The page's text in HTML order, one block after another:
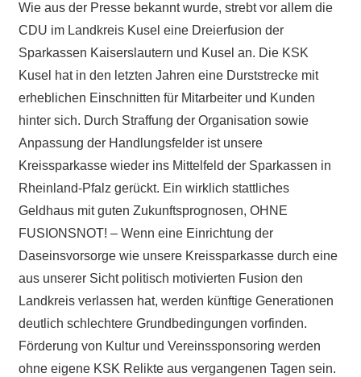
Wie aus der Presse bekannt wurde, strebt vor allem die
CDU im Landkreis Kusel eine Dreierfusion der
Sparkassen Kaiserslautern und Kusel an. Die KSK
Kusel hat in den letzten Jahren eine Durststrecke mit
erheblichen Einschnitten für Mitarbeiter und Kunden
hinter sich. Durch Straffung der Organisation sowie
Anpassung der Handlungsfelder ist unsere
Kreissparkasse wieder ins Mittelfeld der Sparkassen in
Rheinland-Pfalz gerückt. Ein wirklich stattliches
Geldhaus mit guten Zukunftsprognosen, OHNE
FUSIONSNOT! – Wenn eine Einrichtung der
Daseinsvorsorge wie unsere Kreissparkasse durch eine
aus unserer Sicht politisch motivierten Fusion den
Landkreis verlassen hat, werden künftige Generationen
deutlich schlechtere Grundbedingungen vorfinden.
Förderung von Kultur und Vereinssponsoring werden
ohne eigene KSK Relikte aus vergangenen Tagen sein.